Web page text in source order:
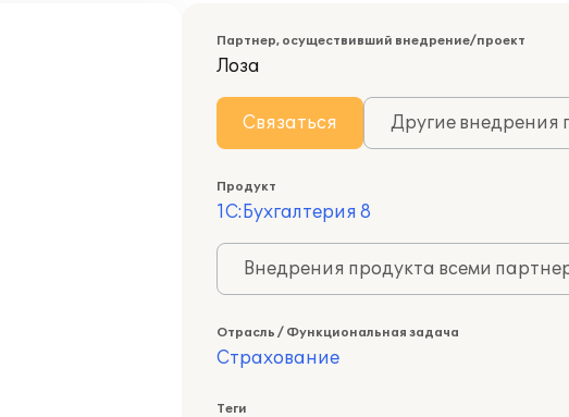
Партнер, осуществивший внедрение/проект
Лоза
Связаться Другие внедрения
Продукт
1С:Бухгалтерия 8
Внедрения продукта всеми
Отрасль / Функциональная задача
Страхование
Теги